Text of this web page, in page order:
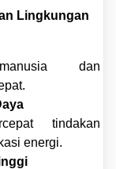
Lingkungan
dan
tindakan
energi.